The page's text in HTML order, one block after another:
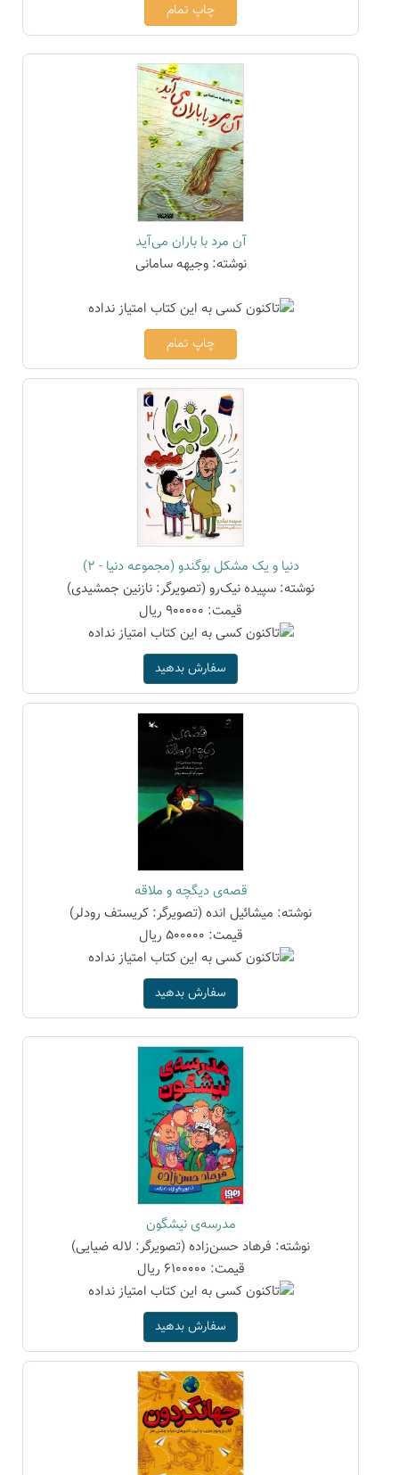
چاپ تمام
آن مرد با باران می‌آید
نوشته: وجیهه سامانی
چاپ تمام
دنیا و یک مشکل بوگندو (مجموعه دنیا - 2)
نوشته: سپیده نیک‌رو (تصویرگر: نازنین جمشیدی)
قیمت: 900000 ریال
سفارش بدهید
قصه‌ی دیگچه و ملاقه
نوشته: میشائیل انده (تصویرگر: کریستف رودلر)
قیمت: 500000 ریال
سفارش بدهید
مدرسه‌ی نیشگون
نوشته: فرهاد حسن‌زاده (تصویرگر: لاله ضیایی)
قیمت: 6100000 ریال
سفارش بدهید